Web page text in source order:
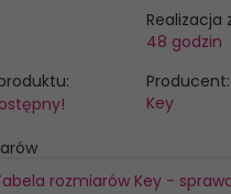
Realizacja
48 godzin
Producent:
Key
rozmiarów Key -